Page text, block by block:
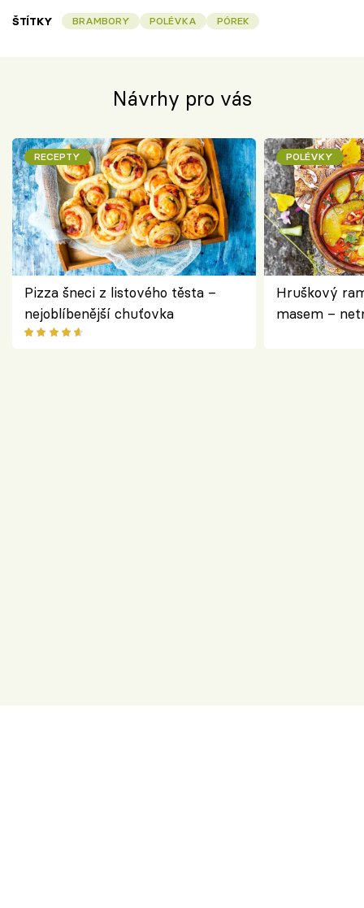
ŠTÍTKY BRAMBORY POLÉVKA PÓREK
Návrhy pro vás
RECEPTY
Pizza šneci z listového těsta –
nejoblíbenější chuťovka
POLÉVKY
Hruškový
masem –